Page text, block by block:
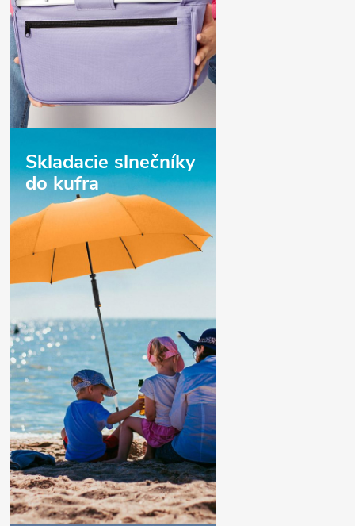
Skladacie slnečníky
do kufra